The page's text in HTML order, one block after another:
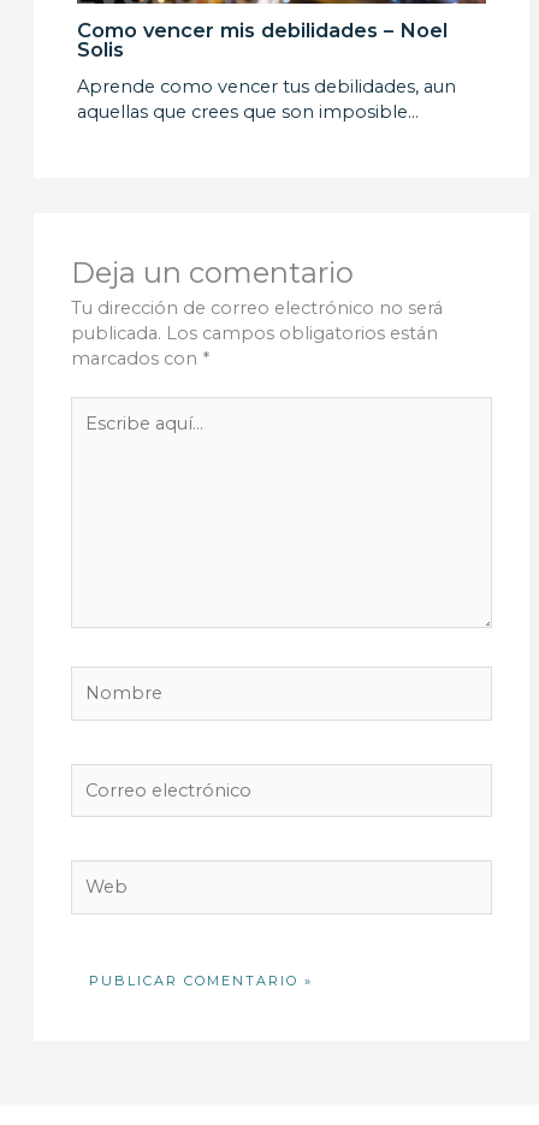
Como vencer mis debilidades – Noel
Solis
Aprende como vencer tus debilidades, aun
aquellas que crees que son imposible…
Deja un comentario
Tu dirección de correo electrónico no será
publicada. Los campos obligatorios están
marcados con *
aquí...
electrónico